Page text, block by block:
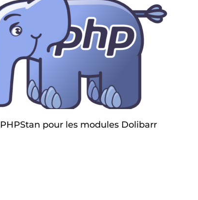
PHPStan pour les modules Dolibarr